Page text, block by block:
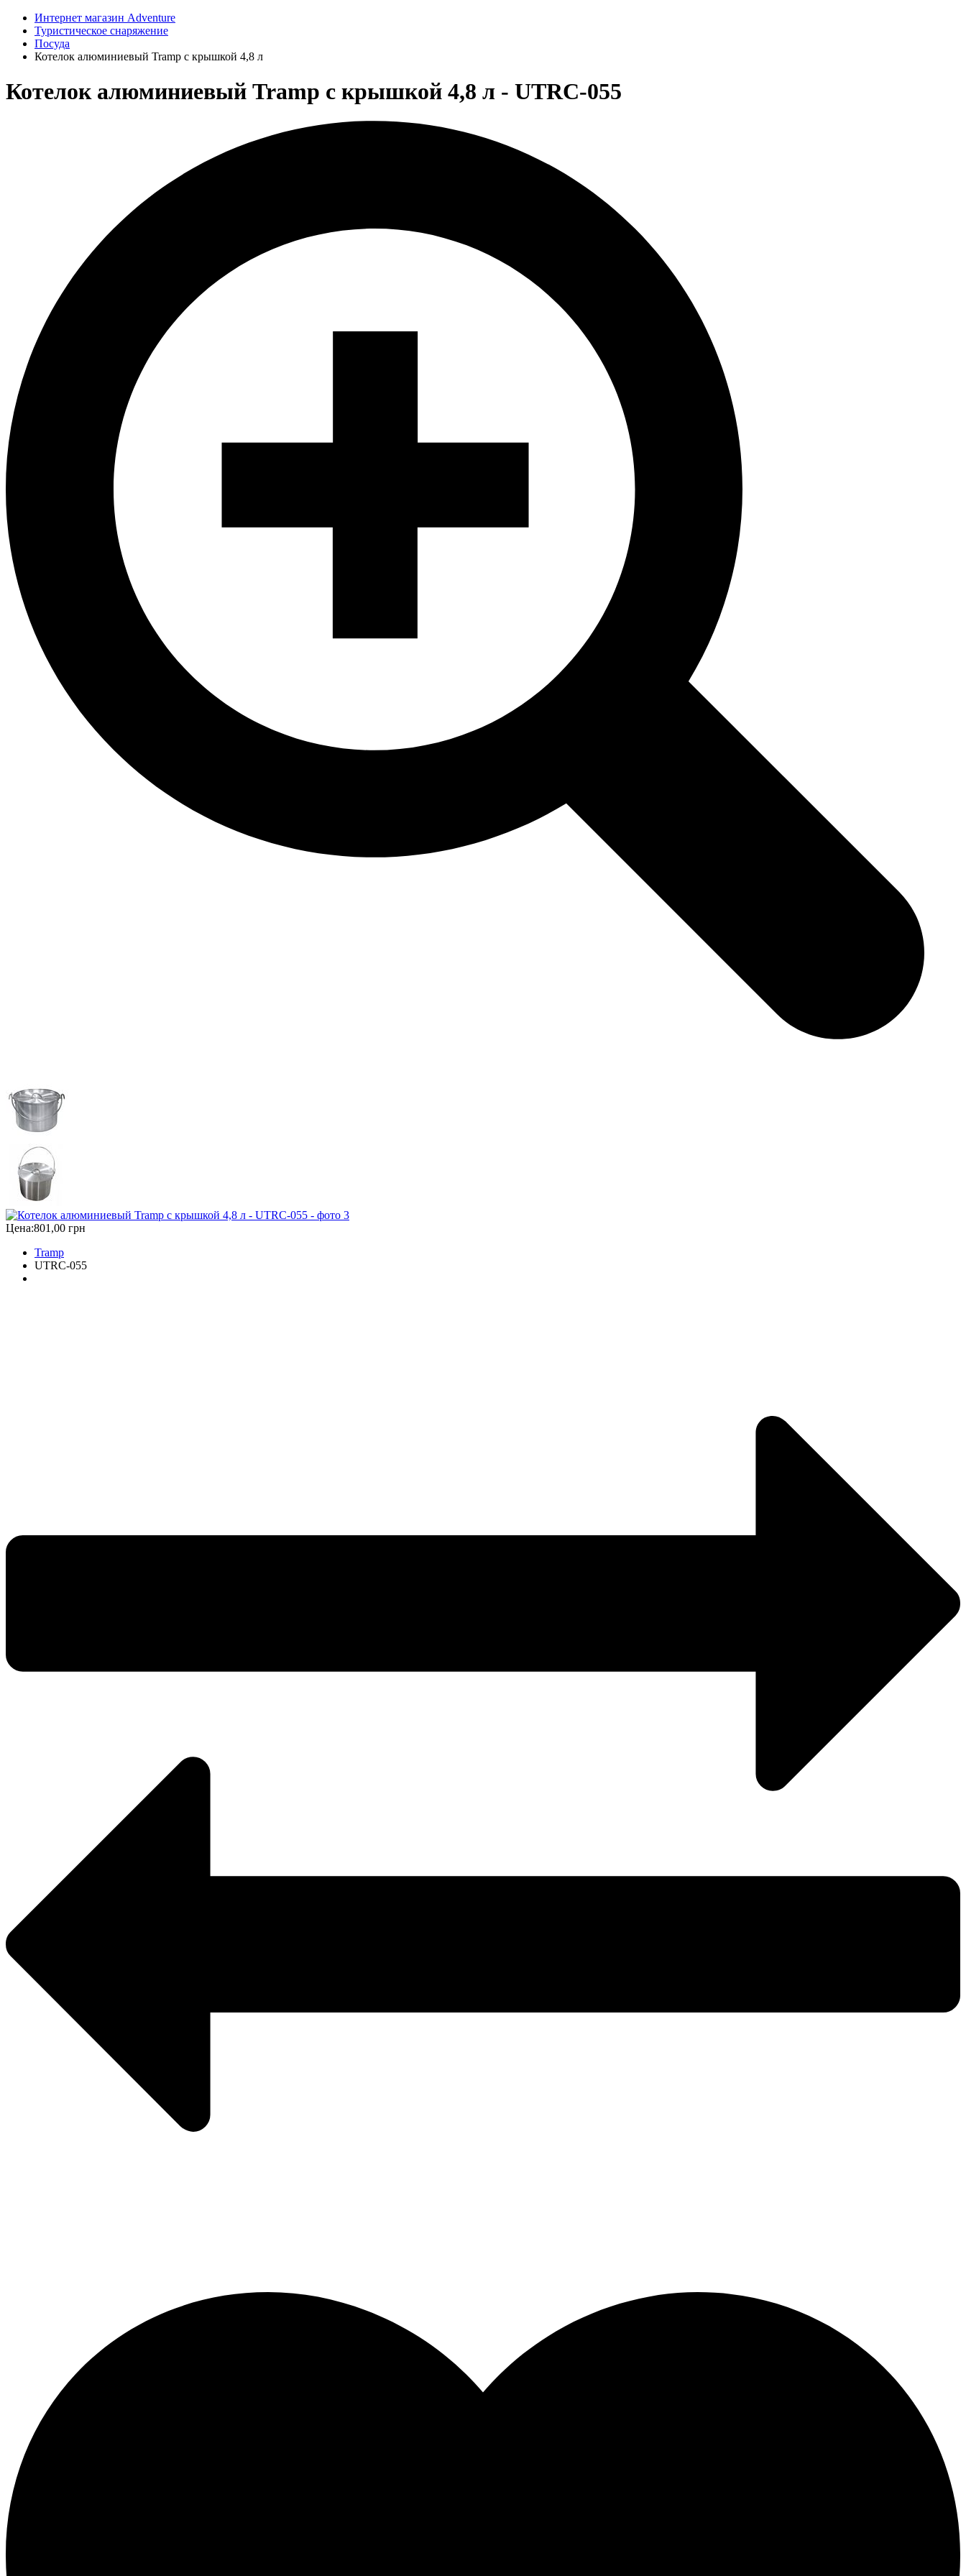
Интернет магазин Adventure
Туристическое снаряжение
Посуда
Котелок алюминиевый Tramp с крышкой 4,8 л
Котелок алюминиевый Tramp с крышкой 4,8 л - UTRC-055
Цена:801,00 грн
Tramp
UTRC-055